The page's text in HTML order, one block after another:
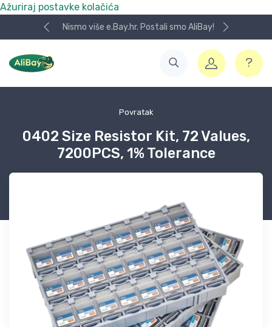
Ažuriraj postavke kolačića
Nismo više e.Bay.hr. Postali smo AliBay!
Povratak
0402 Size Resistor Kit, 72 Values,
7200PCS, 1% Tolerance